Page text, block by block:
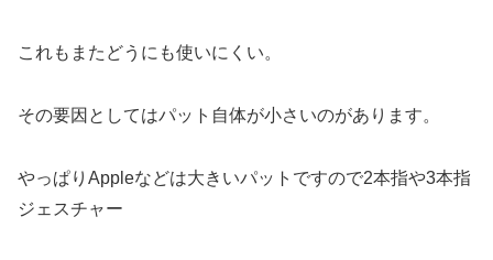
これもまたどうにも使いにくい。
その要因としてはパット自体が小さいのがあります。
やっぱりAppleなどは大きいパットですので2本指や3本指
ジェスチャー